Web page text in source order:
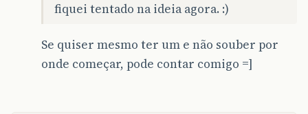
fiquei tentado na ideia agora. :)
Se quiser mesmo ter um e não souber por
onde começar, pode contar comigo =]